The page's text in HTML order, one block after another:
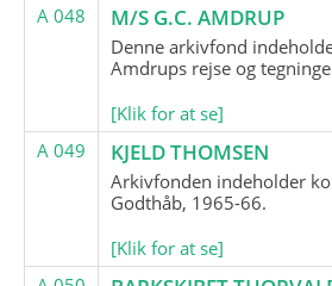
A 048
M/S G.C. AMDRUP
Denne arkivfond
Amdrups rejse og
[Klik for at se]
A 049
KJELD THOMSEN
Arkivfonden indeholder
Godthåb, 1965-66.
[Klik for at se]